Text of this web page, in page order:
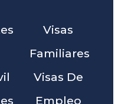
Visas
Familiares
Visas De
Empleo